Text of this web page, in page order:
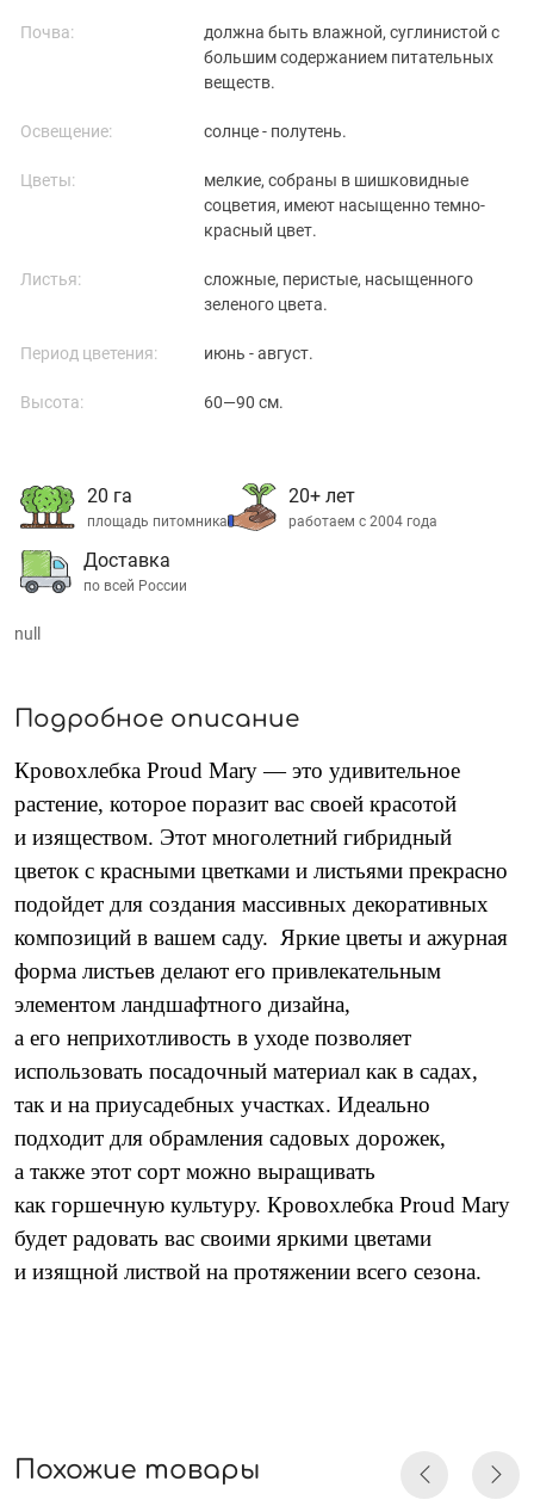
Почва:
должна быть влажной, суглинистой с
большим содержанием питательных
веществ.
Освещение: солнце - полутень.
Цветы:
мелкие, собраны в шишковидные
соцветия, имеют насыщенно темно-
красный цвет.
Листья:
сложные, перистые, насыщенного
зеленого цвета.
Период цветения: июнь - август.
Высота: 60—90 см.
20 га
площадь питомника
20+ лет
работаем с 2004 года
Доставка
по всей России
null
Подробное описание
Кровохлебка Proud Mary — это удивительное
растение, которое поразит вас своей красотой
и изяществом. Этот многолетний гибридный
цветок с красными цветками и листьями прекрасно
подойдет для создания массивных декоративных
композиций в вашем саду. Яркие цветы и ажурная
форма листьев делают его привлекательным
элементом ландшафтного дизайна,
а его неприхотливость в уходе позволяет
использовать посадочный материал как в садах,
так и на приусадебных участках. Идеально
подходит для обрамления садовых дорожек,
а также этот сорт можно выращивать
как горшечную культуру. Кровохлебка Proud Mary
будет радовать вас своими яркими цветами
и изящной листвой на протяжении всего сезона.
Похожие товары